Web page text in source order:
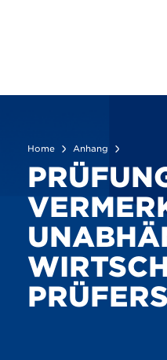
Home Anhang
PRÜFERS